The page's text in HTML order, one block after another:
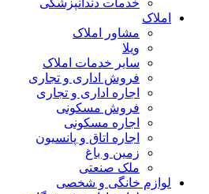
خدمات دندانپزشکی
املاک
مشاور املاک
ویلا
سایر خدمات املاک
فروش اداری و تجاری
اجاره اداری و تجاری
فروش مسکونی
اجاره مسکونی
اجاره اتاق و پانسیون
زمین و باغ
ملک صنعتی
لوازم خانگی و شخصی